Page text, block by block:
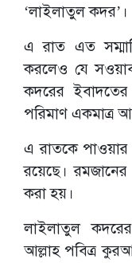
‘লাইলাতুল কদর’।
এ রাত এত
করলেও যে
কদরের
পরিমাণ একমাত্র
এ রাতকে পাওয়ার
রয়েছে।
করা হয়।
লাইলাতুল
আল্লাহ পবিত্র